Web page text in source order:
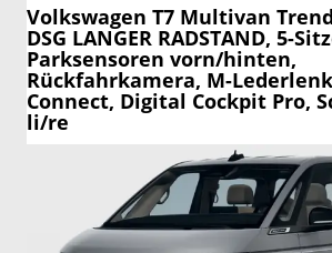
Volkswagen T7 Multivan
DSG LANGER RADSTAND, 5-
Parksensoren vorn/hinten,
Rückfahrkamera, M-
Connect, Digital Cockpit Pro,
li/re